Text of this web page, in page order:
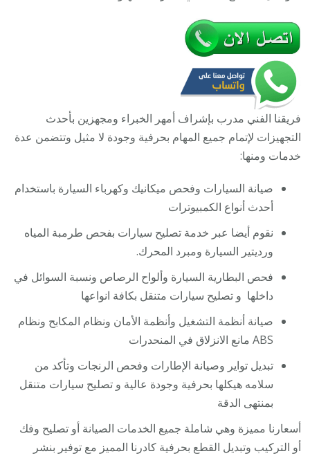
فريقنا الفني مدرب بإشراف أمهر الخبراء ومجهزين بأحدث
التجهيزات لإتمام جميع المهام بحرفية وجودة لا مثيل وتتضمن عدة
خدمات ومنها:
صيانة السيارات وفحص ميكانيك وكهرباء السيارة باستخدام
أحدث أنواع الكمبيوترات
نقوم أيضا عبر خدمة تصليح سيارات بفحص طرمبة المياه
ورديتير السيارة ومبرد المحرك.
فحص البطارية السيارة وألواح الرصاص ونسبة السوائل في
داخلها و تصليح سيارات متنقل بكافة انواعها
صيانة أنظمة التشغيل وأنظمة الأمان ونظام المكابح ونظام
ABS مانع الانزلاق في المنحدرات
تبديل تواير وصيانة الإطارات وفحص الرنجات وتأكد من
سلامه هيكلها بحرفية وجودة عالية و تصليح سيارات متنقل
بمنتهى الدقة
أسعارنا مميزة وهي شاملة جميع الخدمات الصيانة أو تصليح وفك
أو التركيب وتبديل القطع بحرفية كادرنا المميز مع توفير بنشر